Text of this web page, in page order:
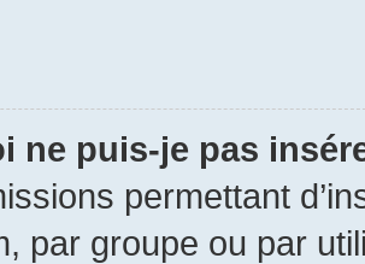
ne puis-je pas
permettant
par groupe ou par